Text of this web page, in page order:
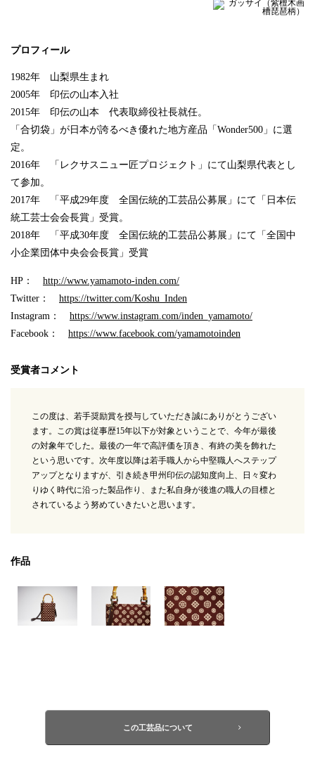
プロフィール
1982年 山梨県生まれ
2005年 印伝の山本入社
2015年 印伝の山本 代表取締役社長就任。
「合切袋」が日本が誇るべき優れた地方産品「Wonder500」に選
定。
2016年 「レクサスニュー匠プロジェクト」にて山梨県代表とし
て参加。
2017年 「平成29年度 全国伝統的工芸品公募展」にて「日本伝
統工芸士会会長賞」受賞。
2018年 「平成30年度 全国伝統的工芸品公募展」にて「全国中
小企業団体中央会会長賞」受賞
HP： http://www.yamamoto-inden.com/
Twitter： https://twitter.com/Koshu_Inden
Instagram： https://www.instagram.com/inden_yamamoto/
Facebook： https://www.facebook.com/yamamotoinden
受賞者コメント
この度は、若手奨励賞を授与していただき誠にありがとうござい
ます。この賞は従事歴15年以下が対象ということで、今年が最後
の対象年でした。最後の一年で高評価を頂き、有終の美を飾れた
という思いです。次年度以降は若手職人から中堅職人へステップ
アップとなりますが、引き続き甲州印伝の認知度向上、日々変わ
りゆく時代に沿った製品作り、また私自身が後進の職人の目標と
されているよう努めていきたいと思います。
作品
この工芸品について